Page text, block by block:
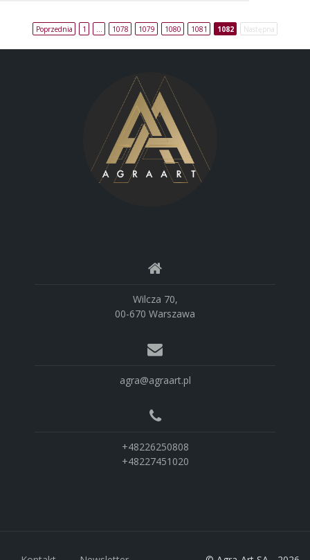
Poprzednia 1 1078 1079 1080 1081 1082 Następna
Wilcza 70,
00-670 Warszawa
agra@agraart.pl
+48226250808
+48227451020